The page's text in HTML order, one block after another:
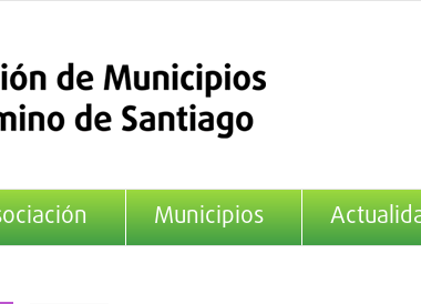
Municipios